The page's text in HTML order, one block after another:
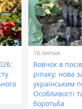
16 липня
Вовчок в
ріпаку: нова
українським
Особливості
боротьба